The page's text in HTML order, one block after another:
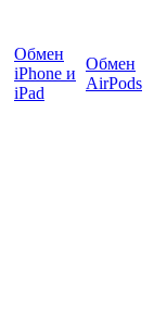
Обмен
iPhone и
iPad
Обмен
AirPods